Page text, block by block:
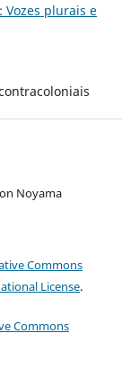
Vozes plurais e
Noyama
Commons
License.
Commons